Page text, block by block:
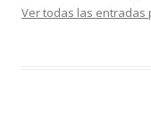
Ver todas las entradas